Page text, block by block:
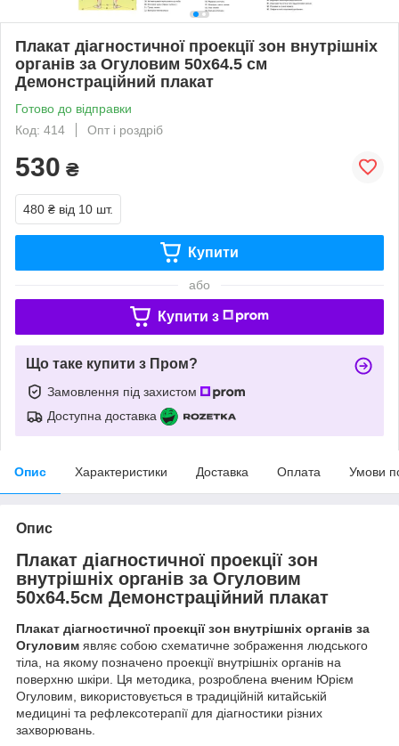
Плакат діагностичної проекції зон внутрішніх
органів за Огуловим 50x64.5 см
Демонстраційний плакат
Готово до відправки
Код: 414
Опт і роздріб
530 ₴
480 ₴ від 10 шт.
Купити
або
Купити з
Що таке купити з Пром?
Замовлення під захистом
Доступна доставка
Опис Характеристики Доставка Оплата Умови
Опис
Плакат діагностичної проекції зон
внутрішніх органів за Огуловим
50x64.5см Демонстраційний плакат
Плакат діагностичної проекції зон внутрішніх органів за
Огуловим являє собою схематичне зображення людського
тіла, на якому позначено проекції внутрішніх органів на
поверхню шкіри. Ця методика, розроблена вченим Юрієм
Огуловим, використовується в традиційній китайській
медицині та рефлексотерапії для діагностики різних
захворювань.